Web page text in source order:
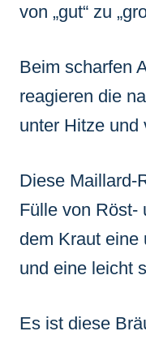
von „gut“ zu
Beim scharfen
reagieren die
unter Hitze und
Diese Maillard-
Fülle von Röst-
dem Kraut eine
und eine leicht
Es ist diese